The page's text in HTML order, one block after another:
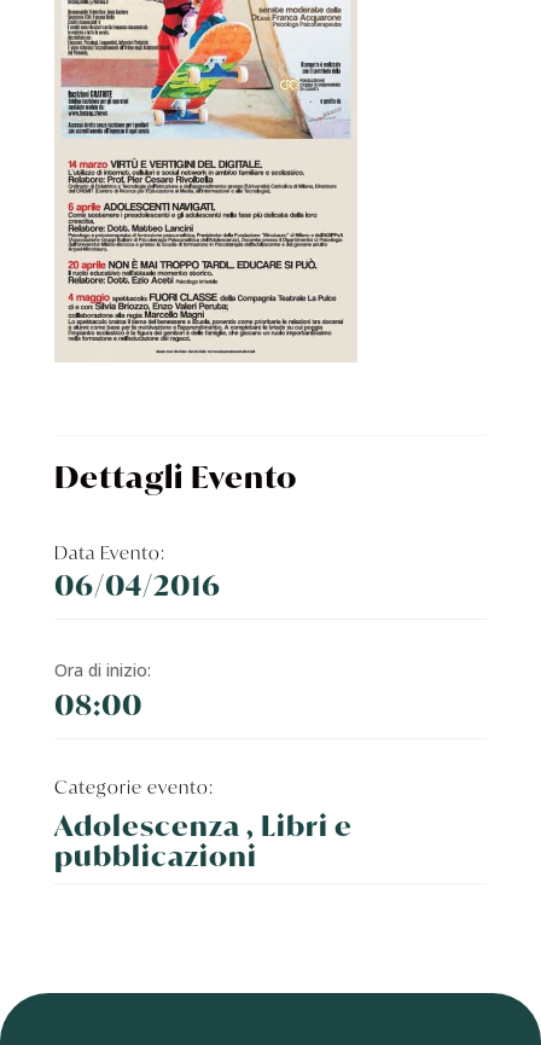
Dettagli Evento
Data Evento:
06/04/2016
Ora di inizio:
08:00
Categorie evento:
Adolescenza , Libri e
pubblicazioni